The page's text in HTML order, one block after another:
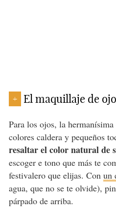
+ El maquillaje de
Para los ojos, la
colores caldera y pequeños
resaltar el color natural de
escoger e tono que más te
festivalero que elijas. Con un
agua, que no se te olvide),
párpado de arriba.